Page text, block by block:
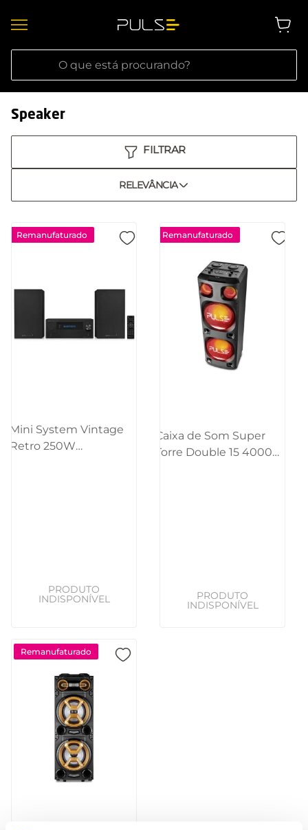
O que está procurando?
Speaker
RELEVÂNCIA
Remanufaturado
Mini System Vintage
Retro 250W
Remanufaturado
Caixa de Som Super
Torre Double 15 4000W
Remanufaturado